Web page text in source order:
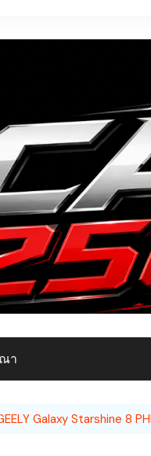
า
Galaxy Starshine 8